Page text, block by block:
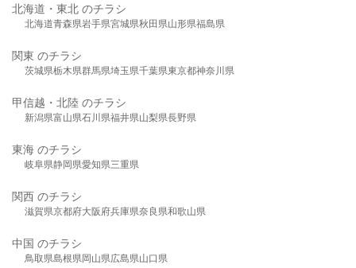
北海道・東北 のチラシ
北海道青森県岩手県宮城県秋田県山形県福島県
関東 のチラシ
茨城県栃木県群馬県埼玉県千葉県東京都神奈川県
甲信越・北陸 のチラシ
新潟県富山県石川県福井県山梨県長野県
東海 のチラシ
岐阜県静岡県愛知県三重県
関西 のチラシ
滋賀県京都府大阪府兵庫県奈良県和歌山県
中国 のチラシ
鳥取県島根県岡山県広島県山口県